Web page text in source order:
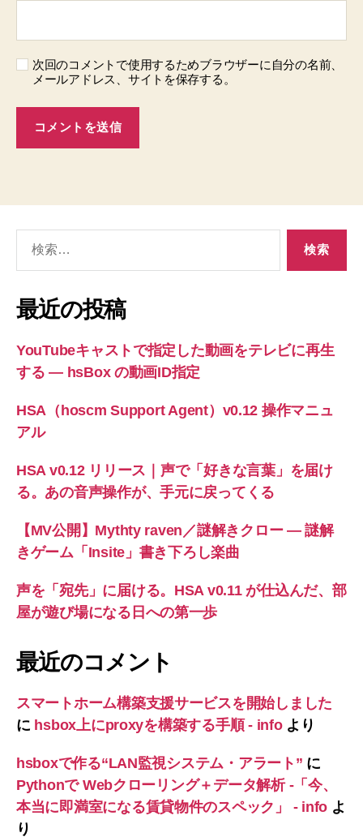
次回のコメントで使用するためブラウザーに自分の名前、
メールアドレス、サイトを保存する。
象:
最近の投稿
YouTubeキャストで指定した動画をテレビに再生
する ― hsBox の動画ID指定
HSA（hoscm Support Agent）v0.12 操作マニュ
アル
HSA v0.12 リリース｜声で「好きな言葉」を届け
る。あの音声操作が、手元に戻ってくる
【MV公開】Mythty raven／謎解きクロー — 謎解
きゲーム「Insite」書き下ろし楽曲
声を「宛先」に届ける。HSA v0.11 が仕込んだ、部
屋が遊び場になる日への第一歩
最近のコメント
スマートホーム構築支援サービスを開始しました
に hsbox上にproxyを構築する手順 - infoより
hsboxで作る“LAN監視システム・アラート” に
Pythonで Webクローリング＋データ解析 -「今、
本当に即満室になる賃貸物件のスペック」 - infoよ
り